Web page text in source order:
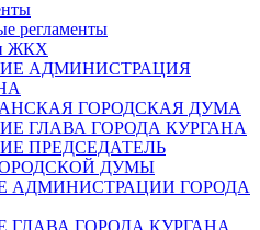
регламенты
ЖКХ
АДМИНИСТРАЦИЯ
ГОРОДСКАЯ ДУМА
ГЛАВА ГОРОДА КУРГАНА
ПРЕДСЕДАТЕЛЬ
ДУМЫ
АДМИНИСТРАЦИИ ГОРОДА
ГЛАВА ГОРОДА КУРГАНА